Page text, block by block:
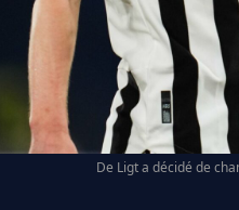
De Ligt a décidé de